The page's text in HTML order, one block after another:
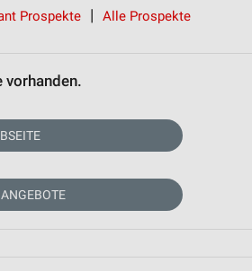
Prospekte Alle Prospekte
vorhanden.